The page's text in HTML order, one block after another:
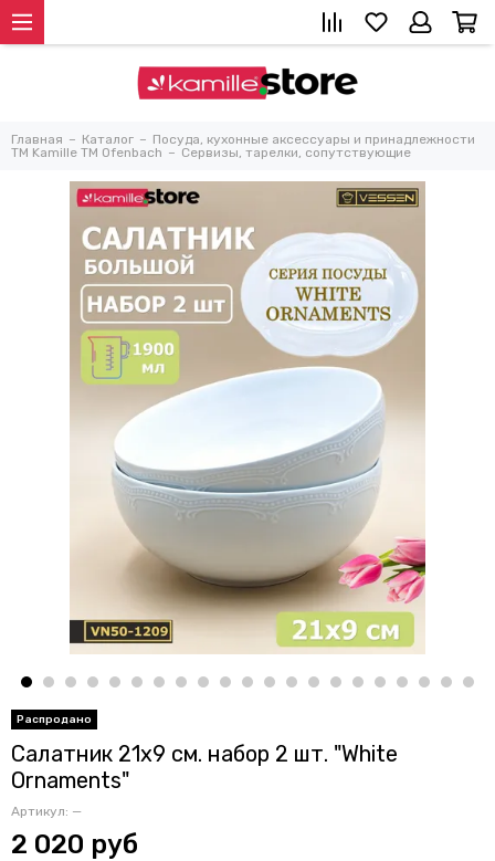
Главная Каталог
Посуда, кухонные аксессуары и принадлежности
TM Kamille TM Ofenbach
Сервизы, тарелки, сопутствующие
Салатник 21х9 см. набор 2 шт. "White
Ornaments"
Артикул: —
2 020 руб